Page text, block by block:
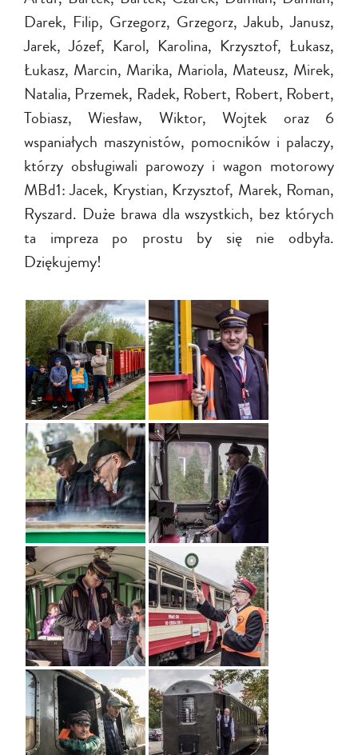
Darek, Filip, Grzegorz, Grzegorz, Jakub, Janusz,
Jarek, Józef, Karol, Karolina, Krzysztof, Łukasz,
Łukasz, Marcin, Marika, Mariola, Mateusz, Mirek,
Natalia, Przemek, Radek, Robert, Robert, Robert,
Tobiasz, Wiesław, Wiktor, Wojtek oraz 6
wspaniałych maszynistów, pomocników i palaczy,
którzy obsługiwali parowozy i wagon motorowy
MBd1: Jacek, Krystian, Krzysztof, Marek, Roman,
Ryszard. Duże brawa dla wszystkich, bez których
ta impreza po prostu by się nie odbyła.
Dziękujemy!